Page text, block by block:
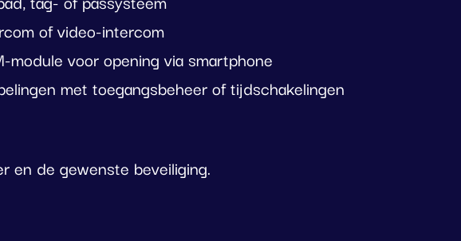
of video-intercom
module voor opening via smartphone
met toegangsbeheer of tijdschakelingen
en de gewenste beveiliging.